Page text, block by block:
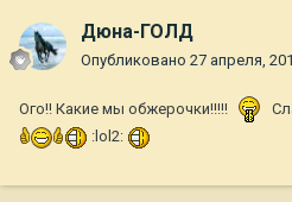
Дюна-ГОЛД
Опубликовано 27 апреля,
Ого!! Какие мы обжерочки!!!!!
:lol2: